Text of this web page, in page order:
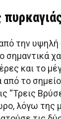
την
σημαντικά
και το
το
“Τρεις
λόγω της